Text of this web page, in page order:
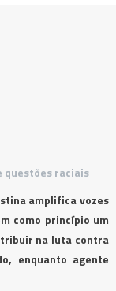
questões raciais
amplifica vozes
como princípio um
na luta contra
enquanto agente